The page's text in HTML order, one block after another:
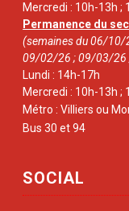
Mercredi : 10h-13h ;
Permanence du
(semaines du 06/
09/02/26 ; 09/03/
Lundi : 14h-17h
Mercredi : 10h-13h ;
Métro : Villiers ou
Bus 30 et 94
SOCIAL